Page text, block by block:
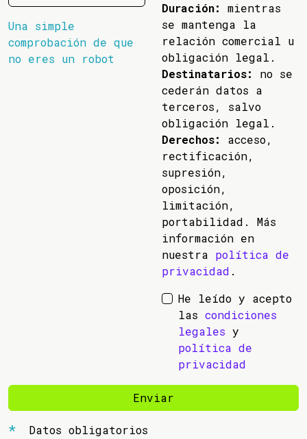
Una simple
comprobación de que
no eres un robot
Duración:
mientras
se mantenga la
relación comercial u
obligación legal.
Destinatarios:
no se
cederán datos a
terceros, salvo
obligación legal.
Derechos:
acceso,
rectificación,
supresión,
oposición,
limitación,
portabilidad. Más
información en
nuestra política de
privacidad .
He leído y acepto
las condiciones
legales y
política de
privacidad
Enviar
Datos obligatorios